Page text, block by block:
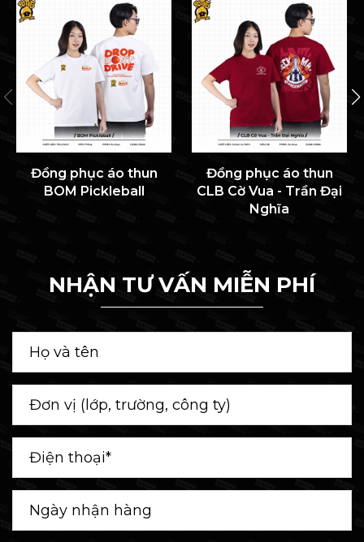
Đồng phục áo thun
BOM Pickleball
Đồng phục áo thun
CLB Cờ Vua - Trần Đại
Nghĩa
NHẬN TƯ VẤN MIỄN PHÍ